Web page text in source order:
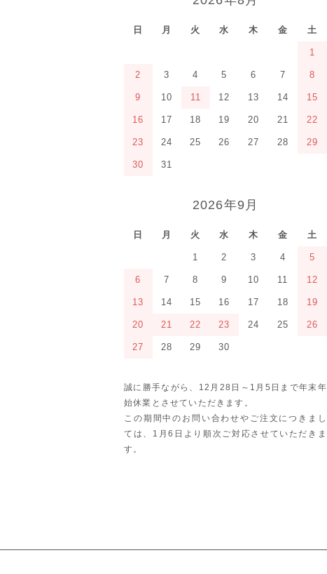
日 月 火 水 木 金 土
1
2 3 4 5 6 7 8
9 10 11 12 13 14 15
16 17 18 19 20 21 22
23 24 25 26 27 28 29
30 31
2026年9月
日 月 火 水 木 金 土
1 2 3 4 5
6 7 8 9 10 11 12
13 14 15 16 17 18 19
20 21 22 23 24 25 26
27 28 29 30
誠に勝手ながら、12月28日～1月5日まで年末年
始休業とさせていただきます。
この期間中のお問い合わせやご注文につきまし
ては、1月6日より順次ご対応させていただきま
す。